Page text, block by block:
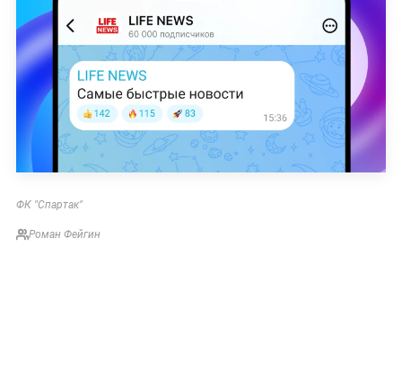
ФК "Спартак"
Роман Фейгин